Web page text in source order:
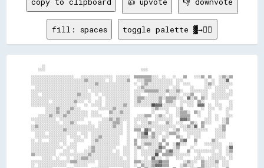
fill: spaces toggle palette ▓→✊🏽
      ░░                                                                                                          
    ░░░░                                                      ░░░░                                                
                                                                                                                  
░░░░░░░░░░░░░░░░░░░░░░░░    ░░░░░░░░░░░░░░░░░░  ░░░░░░░░  ▒▒▒▒▒▒▒▒▒▒░░░░  ░░    ░░    ▒▒    ░░░░▒▒  ▒▒    ░░▒▒░░▒▒
░░░░░░░░░░░░░░░░░░░░░░░░░░░░░░▒▒░░░░░░░░░░  ░░  ░░░░░░▒▒    ░░░░▒▒▒▒░░░░░░░░░░░░  ░░░░            ░░  ░░  ░░░░▓▓  
░░░░░░░░░░░░░░░░░░░░░░░░░░░░░░░░░░░░▒▒░░░░░░░░░░░░░░░░░░  ░░  ░░▒▒░░░░░░░░░░░░░░  ░░  ░░░░        ░░▒▒░░  ░░░░░░░░
  ░░░░░░░░░░░░░░░░░░░░░░░░░░░░░░░░░░░░░░░░░░░░░░░░░░░░░░    ░░▒▒░░░░░░░░░░░░░░  ░░░░      ░░      ░░░░  ░░░░░░░░  
░░░░░░░░░░░░░░░░░░░░░░░░░░░░░░░░  ░░░░░░░░░░░░░░░░░░░░░░  ░░░░░░▒▒▒▒▒▒▒▒░░░░▒▒░░░░▒▒░░    ░░░░░░░░░░    ░░░░░░  ░░
░░░░  ░░░░░░░░░░░░░░░░░░░░▒▒░░░░░░  ░░  ░░░░░░░░░░░░░░░░  ░░░░    ░░░░░░░░░░  ░░░░░░  ░░░░▒▒    ░░░░  ░░░░░░░░░░░░
░░░░░░░░░░░░░░░░░░░░░░░░░░░░░░░░░░    ░░  ░░░░░░░░░░░░░░  ░░▒▒▒▒░░░░░░░░▒▒░░▒▒▒▒▒▒░░░░  ▓▓░░▒▒  ▒▒░░  ░░░░░░░░░░  
░░░░░░░░░░  ░░░░░░░░░░░░▒▒░░░░  ░░  ░░░░  ░░░░░░░░░░░░░░  ░░▒▒░░░░░░░░░░▒▒  ▒▒▒▒░░  ░░░░░░░░  ▒▒░░      ░░      ░░
░░░░░░░░░░░░░░░░░░░░░░░░░░    ░░  ░░░░░░  ░░░░░░░░░░▒▒░░  ░░░░░░░░░░██▓▓▓▓░░░░░░░░  ░░  ░░░░  ▓▓▓▓  ░░  ░░░░    ░░
        ░░░░░░▒▒░░░░░░▒▒░░░░          ░░░░░░░░▒▒░░░░░░░░            ░░▒▒░░░░░░    ░░▒▒          ░░  ░░░░  ░░  ░░░░
        ░░░░░░▒▒░░░░▒▒░░░░░░░░░░  ░░░░      ▒▒░░░░▒▒░░░░            ░░      ░░    ░░▒▒▒▒░░  ▒▒░░    ░░        ░░  
    ░░░░░░▒▒░░░░░░▒▒░░░░░░░░░░░░  ░░░░░░    ░░░░░░░░░░░░    ░░░░▒▒▒▒  ░░▒▒░░  ░░  ░░▒▒▒▒▒▒    ░░    ░░  ░░    ░░░░
░░░░░░░░░░░░░░  ░░░░░░░░░░░░░░          ░░░░▒▒░░▒▒░░░░░░  ░░░░░░░░    ░░░░░░░░░░    ▓▓▓▓▒▒        ░░░░  ░░  ░░▒▒  
  ░░░░░░░░░░░░░░  ░░░░▒▒░░      ░░    ░░░░░░░░▒▒▒▒░░  ░░  ░░  ░░░░▒▒░░░░    ▒▒░░  ░░░░    ▒▒░░  ▒▒░░░░      ░░▒▒  
░░▒▒░░░░░░░░░░░░░░░░░░░░░░░░░░░░░░░░  ░░░░░░░░▒▒░░░░  ░░  ░░░░░░░░░░░░░░░░░░░░░░░░  ░░░░▒▒░░▓▓  ▒▒        ░░▒▒    
░░░░░░░░░░░░░░░░░░▒▒░░░░░░░░░░░░░░░░░░░░░░░░░░░░░░░░  ░░  ▒▒▒▒  ▓▓▒▒  ░░░░░░░░  ░░▒▒  ░░░░░░░░░░░░░░    ░░░░▒▒    
  ░░░░░░  ░░░░░░░░░░░░░░░░  ░░░░  ░░░░░░░░░░░░░░░░░░  ░░    ░░▒▒██  ▒▒░░░░  ░░▒▒▒▒░░    ░░░░░░░░        ░░░░░░    
  ░░░░░░░░░░░░░░░░░░  ░░░░░░  ░░  ░░░░▒▒░░░░░░░░░░    ░░    ░░▒▒▒▒░░▒▒░░  ░░░░    ▒▒░░  ░░  ░░░░        ░░░░░░    
░░  ░░    ░░░░░░░░░░    ░░░░░░    ░░▒▒░░░░░░░░░░░░    ░░  ▒▒  ░░░░░░░░░░  ▒▒        ▒▒▓▓    ▒▒        ▒▒░░        
░░░░░░░░░░░░░░░░  ░░  ░░░░        ░░░░░░░░░░░░░░░░    ░░  ▒▒  ░░▒▒▒▒░░░░▒▒  ▒▒  ░░▓▓░░░░    ░░    ░░░░░░░░░░    ░░
░░░░░░░░░░░░░░░░░░  ░░░░░░      ░░▒▒░░░░░░░░░░░░    ░░░░  ░░▒▒░░  ░░░░░░▓▓▒▒    ░░▒▒      ░░          ░░░░░░  ░░▓▓
░░░░░░░░░░░░░░    ░░░░  ░░    ░░░░▒▒░░░░░░░░░░  ░░  ░░░░  ░░  ░░░░░░░░▒▒▒▒  ▒▒▓▓░░░░    ▒▒  ░░░░░░░░░░░░  ░░  ░░▒▒
▒▒░░░░░░░░░░░░  ░░░░░░░░░░░░░░░░▒▒░░░░░░░░░░░░░░░░  ░░░░  ░░  ░░░░░░░░██  ▒▒▒▒▒▒░░░░░░░░░░    ░░      ░░░░░░  ░░░░
      ░░░░░░  ░░    ░░  ░░░░▒▒▒▒░░░░░░░░░░░░░░░░░░░░  ░░  ░░    ░░  ▓▓░░░░  ░░    ░░░░      ░░░░░░  ░░░░░░░░░░  ░░
░░░░░░░░░░░░░░░░░░░░░░▒▒▒▒░░░░░░░░░░  ░░░░░░░░░░░░░░░░░░  ▒▒▒▒░░░░░░▒▒▒▒▓▓▒▒▒▒        ░░▒▒░░░░  ▒▒░░░░░░▒▒  ░░░░  
░░  ░░░░░░░░░░░░░░░░    ░░░░░░░░      ░░░░░░░░░░░░░░░░░░  ░░  ▒▒░░░░▒▒▓▓▓▓▒▒▒▒      ░░▒▒░░░░    ▒▒░░░░░░░░  ░░░░  
░░░░░░░░░░░░        ░░░░          ░░░░░░░░░░        ░░░░    ▒▒  ▒▒░░░░          ▒▒  ░░    ░░░░▒▒▒▒░░░░  ░░    ▒▒  
░░░░░░░░      ░░  ░░░░  ░░  ░░░░░░░░░░░░░░░░    ░░    ░░  ░░░░░░▒▒          ░░░░░░    ▒▒░░░░░░░░░░░░  ░░    ░░    
                                                                ░░                                                
  ░░░░░░                                                      ░░░░                                                
                                                                                                                  
  ░░░░                ░░            ▒▒░░▒▒░░░░  ░░    ░░                          ▒▒██            ░░    ██░░░░░░  
░░░░░░░░  ░░        ░░      ░░        ▓▓    ░░    ░░      ░░                        ░░▓▓            ▓▓░░▓▓░░    ░░
░░░░    ░░      ░░      ░░              ▒▒  ▒▒░░  ░░  ░░    ░░                    ░░                  ░░  ░░      
░░░░░░░░  ░░░░            ░░              ░░░░░░      ░░  ▒▒                    ░░  ░░                            
░░░░    ░░░░    ░░░░░░░░  ░░      ░░░░░░              ░░  ░░                  ░░            ░░                    
░░      ░░░░░░░░░░  ░░░░      ░░    ░░░░▒▒            ░░        ▒▒                          ▓▓▒▒  ░░░░            
░░░░░░░░▒▒▒▒░░░░░░░░░░░░░░  ▒▒  ░░  ░░░░  ▒▒░░        ░░                                  ░░░░▓▓  ▒▒▒▒            
  ░░░░░░    ▒▒░░░░░░      ░░░░  ░░    ░░░░        ░░  ░░            ░░    ░░            ░░  ▓▓    ░░▒▒            
░░  ░░  ░░          ░░░░▒▒    ░░          ▒▒          ░░    ░░░░                    ░░▓▓░░░░▒▒    ██░░░░          
░░      ░░░░        ░░  ░░░░            ░░▒▒    ░░  ░░░░  ▒▒▓▓▓▓▓▓░░              ░░  ██▒▒▒▒▓▓▓▓  ░░            ░░
        ░░              ░░░░              ▒▒        ░░▒▒  ▓▓▓▓████▓▓                    ░░██    ██▓▓              
    ░░░░░░    ░░        ░░░░              ░░      ░░▒▒░░  ▒▒▒▒▒▒                          ██▓▓  ▒▒▒▒░░  ░░        
▒▒░░░░▒▒  ░░  ░░░░░░    ▒▒              ░░          ░░                  ░░░░░░          ░░████████▒▒            ██
░░░░      ▓▓▒▒    ░░░░  ▒▒            ░░▒▒        ░░      ░░▒▒            ██          ██▓▓  ░░██                ██
░░  ░░░░  ▒▒░░  ░░░░    ░░░░░░░░      ░░          ░░              ░░        ░░            ░░  ██  ▒▒          ▒▒██
  ░░▒▒░░░░░░▒▒░░    ░░  ░░▒▒░░░░░░░░░░░░        ░░          ░░░░    ░░          ░░░░  ░░    ░░░░              ████
    ░░░░    ░░░░  ░░░░░░      ░░░░▒▒░░        ░░▒▒░░      ▒▒▒▒    ▒▒              ░░▒▒▒▒░░░░                  ████
  ░░░░░░  ░░░░  ░░░░    ░░      ░░░░          ░░░░        ▓▓▒▒    ░░  ░░      ▓▓▒▒░░░░██▒▒▒▒        ░░░░    ░░████
    ░░░░░░░░    ░░      ░░░░      ░░          ▒▒░░    ░░  ░░██  ░░▒▒▒▒      ▒▒▓▓██▒▒░░  ████            ░░░░██████
    ░░░░              ░░░░        ░░      ░░░░░░░░    ░░    ▒▒▒▒          ▒▒    ░░  ░░░░████                ████░░
░░          ░░░░    ░░  ░░      ░░░░░░        ░░░░  ░░░░  ░░                ▓▓▒▒  ░░▒▒████░░░░              ██░░  
░░  ░░            ░░░░          ▒▒    ░░    ▒▒▒▒░░  ░░░░  ░░░░          ░░██░░  ░░░░████                ░░  ██░░  
      ░░░░░░    ░░  ▒▒▒▒▒▒▒▒░░░░            ░░░░░░  ░░              ░░  ██                                  ▒▒░░▒▒
░░    ░░      ░░  ░░▒▒▓▓  ░░        ░░    ▒▒▒▒░░░░░░░░░░  ░░▒▒██      ▒▒  ▒▒██░░░░                        ░░  ██  
░░░░░░  ▒▒  ░░    ░░          ░░░░░░    ░░░░░░░░▒▒░░░░░░      ░░                              ▒▒                ▒▒
░░      ░░░░    ░░    ░░░░░░░░░░    ░░░░░░▒▒▒▒░░  ░░  ░░  ░░▓▓                ▒▒░░░░      ▒▒██▓▓  ░░      ▓▓  ░░▓▓
▒▒░░  ░░            ▒▒            ░░░░░░░░░░          ░░  ░░          ▒▒██████░░  ██▒▒████▒▒░░        ▒▒▒▒████  ░░
░░▒▒▒▒░░░░    ░░  ░░░░  ░░░░░░▒▒░░░░░░▒▒░░░░  ░░      ░░  ░░  ░░  ▓▓▓▓▓▓░░▒▒░░░░▒▒▒▒▒▒      ░░░░  ░░░░▓▓▓▓▓▓▓▓▓▓▓▓
                                                                                                                  
  ░░░░░░                                                      ░░░░                                                
                                                                                                                  
        ░░░░▒▒▒▒░░░░░░      ░░░░░░░░                  ░░                ░░    ░░        ▒▒░░░░                    
    ░░  ░░  ░░░░  ░░░░        ░░  ▒▒▒▒                ░░                        ░░░░    ▒▒░░░░                  ░░
    ░░    ▒▒░░▒▒  ░░░░░░░░░░░░░░░░░░░░▒▒            ░░░░                      ░░    ▒▒░░  ▒▒░░░░░░            ░░░░
      ░░▒▒░░  ░░░░▒▒▒▒░░░░░░░░▒▒░░░░▒▒░░░░      ░░▒▒░░░░                                ░░  ░░  ░░░░          ░░░░
    ░░░░    ░░░░░░░░░░░░░░░░░░░░      ░░░░    ░░▒▒░░░░░░                              ░░░░          ░░░░░░  ░░░░░░
  ░░  ░░░░  ░░  ░░▒▒    ░░░░░░░░          ░░░░▒▒░░▒▒░░▒▒                            ░░░░                          
░░    ░░    ░░░░░░        ▒▒        ░░      ░░░░░░░░░░░░                            ░░                ░░    ░░  ░░
░░░░    ░░          ░░░░                    ░░░░░░░░░░░░                          ▒▒                  ░░░░░░░░░░  
  ░░░░░░      ░░░░░░░░░░          ░░        ░░░░░░░░▒▒░░                  ░░    ░░░░                  ░░  ░░░░░░░░
              ░░░░░░  ░░                    ░░░░  ▒▒  ░░                ░░    ░░░░                    ░░░░        
            ░░░░░░░░░░░░      ░░    ░░      ░░░░░░░░                  ▒▒▓▓░░  ░░░░                    ▒▒▒▒░░░░    
      ░░  ░░░░  ░░▒▒░░░░          ░░  ░░    ░░  ░░░░  ░░            ░░      ░░  ▓▓                    ▒▒░░░░░░    
      ░░  ░░▒▒      ▒▒░░                      ░░░░░░              ░░▒▒          ▒▒                    ▒▒░░░░      
    ▒▒░░      ░░                ░░        ░░░░░░░░                              ▓▓                  ░░▒▒▒▒▒▒      
  ░░          ░░    ░░░░░░              ░░  ▒▒  ░░          ░░░░                ░░                  ▒▒░░▒▒░░      
                ░░░░    ░░                ░░░░░░                          ░░░░▒▒                  ░░░░░░          
                ░░                  ░░░░░░░░░░░░                            ░░                  ▒▒░░▒▒░░░░        
              ▒▒░░    ░░  ░░        ░░░░▒▒  ░░░░                        ░░░░                  ░░▒▒░░░░░░          
            ▒▒░░                    ░░░░░░░░                            ░░                    ▒▒░░░░░░            
  ░░    ░░░░▒▒                      ░░░░░░░░                                                  ░░░░                
    ░░▒▒▒▒▒▒░░      ░░░░            ░░░░░░▒▒          ░░                                      ░░▓▓  ░░            
  ░░░░░░░░░░                        ▒▒░░░░▒▒                        ░░                      ░░░░░░░░